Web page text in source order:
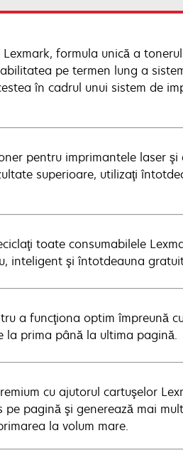
formula unică a
pe termen lung a
în cadrul unui sistem de
pentru imprimantele laser şi
superioare, utilizaţi
toate consumabilele
inteligent şi întotdeauna
a funcţiona optim împreună
la prima până la ultima pagină.
cu ajutorul cartuşelor
pagină şi generează mai
la volum mare.